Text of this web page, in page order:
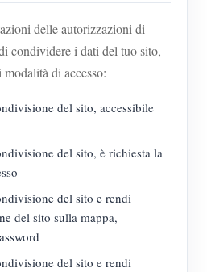
delle autorizzazioni di
condividere i dati del tuo sito,
di accesso:
del sito, accessibile
del sito, è richiesta la
del sito e rendi
del sito sulla mappa,
del sito e rendi